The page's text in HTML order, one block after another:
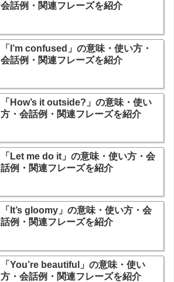
会話例・関連フレーズを紹介
「I’m confused」の意味・使い方・
会話例・関連フレーズを紹介
「How’s it outside?」の意味・使い
方・会話例・関連フレーズを紹介
「Let me do it」の意味・使い方・会
話例・関連フレーズを紹介
「It’s gloomy」の意味・使い方・会
話例・関連フレーズを紹介
「You’re beautiful」の意味・使い
方・会話例・関連フレーズを紹介